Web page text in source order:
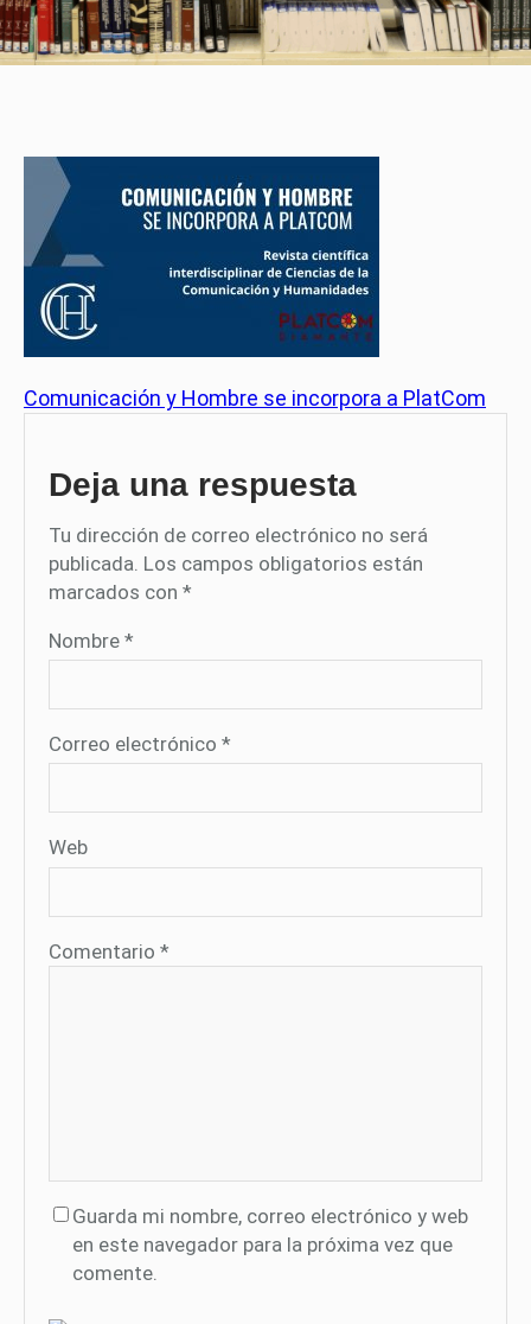
Comunicación y Hombre se incorpora a PlatCom
Deja una respuesta
Tu dirección de correo electrónico no será
publicada. Los campos obligatorios están
marcados con *
Nombre *
Correo electrónico *
Web
Comentario *
Guarda mi nombre, correo electrónico y web
en este navegador para la próxima vez que
comente.